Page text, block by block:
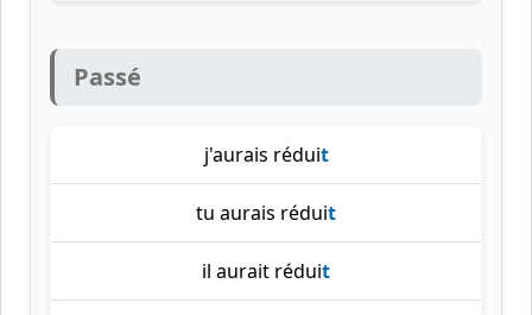
Passé
j'aurais réduit
tu aurais réduit
il aurait réduit